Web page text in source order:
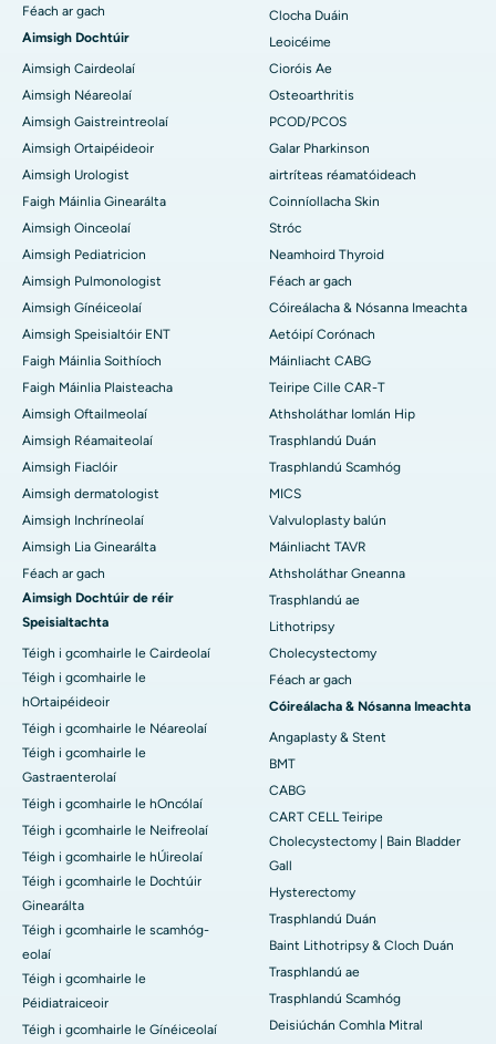
Féach ar gach
Aimsigh Dochtúir
Aimsigh Cairdeolaí
Aimsigh Néareolaí
Aimsigh Gaistreintreolaí
Aimsigh Ortaipéideoir
Aimsigh Urologist
Faigh Máinlia Ginearálta
Aimsigh Oinceolaí
Aimsigh Pediatricion
Aimsigh Pulmonologist
Aimsigh Gínéiceolaí
Aimsigh Speisialtóir ENT
Faigh Máinlia Soithíoch
Faigh Máinlia Plaisteacha
Aimsigh Oftailmeolaí
Aimsigh Réamaiteolaí
Aimsigh Fiaclóir
Aimsigh dermatologist
Aimsigh Inchríneolaí
Aimsigh Lia Ginearálta
Féach ar gach
Aimsigh Dochtúir de réir
Speisialtachta
Téigh i gcomhairle le Cairdeolaí
Téigh i gcomhairle le
hOrtaipéideoir
Téigh i gcomhairle le Néareolaí
Téigh i gcomhairle le
Gastraenterolaí
Téigh i gcomhairle le hOncólaí
Téigh i gcomhairle le Neifreolaí
Téigh i gcomhairle le hÚireolaí
Téigh i gcomhairle le Dochtúir
Ginearálta
Téigh i gcomhairle le scamhóg-
eolaí
Téigh i gcomhairle le
Péidiatraiceoir
Téigh i gcomhairle le Gínéiceolaí
Clocha Duáin
Leoicéime
Cioróis Ae
Osteoarthritis
PCOD/PCOS
Galar Pharkinson
airtríteas réamatóideach
Coinníollacha Skin
Stróc
Neamhoird Thyroid
Féach ar gach
Cóireálacha & Nósanna Imeachta
Aetóipí Corónach
Máinliacht CABG
Teiripe Cille CAR-T
Athsholáthar Iomlán Hip
Trasphlandú Duán
Trasphlandú Scamhóg
MICS
Valvuloplasty balún
Máinliacht TAVR
Athsholáthar Gneanna
Trasphlandú ae
Lithotripsy
Cholecystectomy
Féach ar gach
Cóireálacha & Nósanna Imeachta
Angaplasty & Stent
BMT
CABG
CART CELL Teiripe
Cholecystectomy | Bain Bladder
Gall
Hysterectomy
Trasphlandú Duán
Baint Lithotripsy & Cloch Duán
Trasphlandú ae
Trasphlandú Scamhóg
Deisiúchán Comhla Mitral